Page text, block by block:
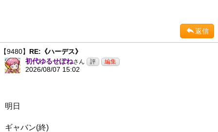
返信
【9480】 RE:《ハーデス》
初代ゆるせぽねさん
2026/08/07 15:02
明日
ギャバン(終)